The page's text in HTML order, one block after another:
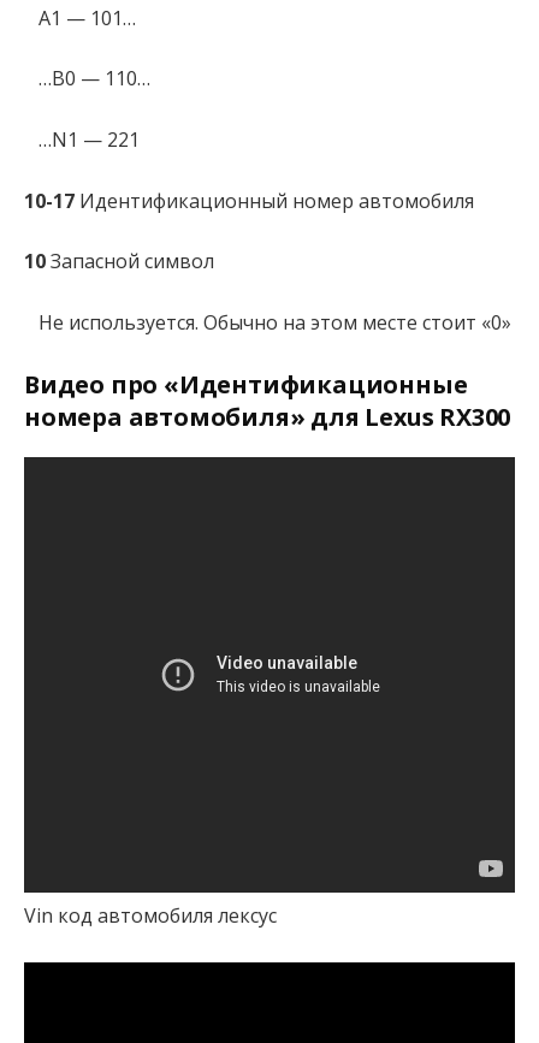
A1 — 101…
…B0 — 110…
…N1 — 221
10-17 Идентификационный номер автомобиля
10Запасной символ
Не используется. Обычно на этом месте стоит «0»
Видео про «Идентификационные
номера автомобиля» для Lexus RX300
Vin код автомобиля лексус